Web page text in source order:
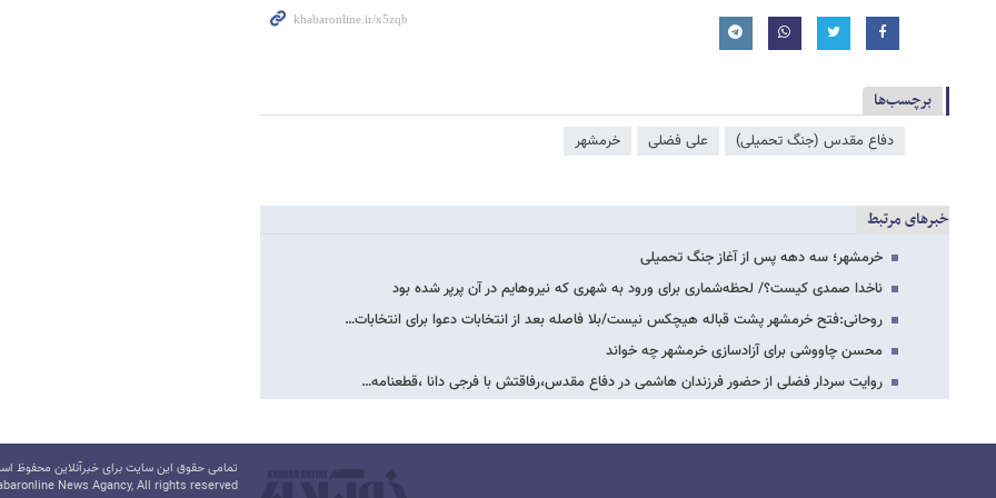
برچسب‌ها
دفاع مقدس (جنگ تحمیلی) علی فضلی خرمشهر
خبرهای مرتبط
خرمشهر؛ سه دهه پس از آغاز جنگ تحمیلی
ناخدا صمدی کیست؟/ لحظه‌شماری برای ورود به شهری که نیروهایم در آن پرپر شده بود
روحانی:فتح خرمشهر پشت قباله هیچکس نیست/بلا فاصله بعد از انتخابات دعوا برای انتخابات…
محسن چاووشی برای آزادسازی خرمشهر چه خواند
روایت سردار فضلی از حضور فرزندان هاشمی در دفاع مقدس،رفاقتش با فرجی دانا ،قطعنامه…
تمامی حقوق این سایت برای خبرآنلاین محفوظ
News Agancy, All rights reserved